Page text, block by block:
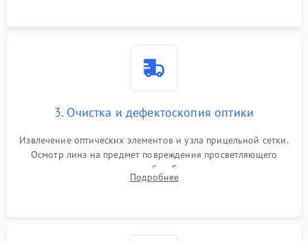
3. Очистка и дефектоскопия оптики
Извлечение оптических элементов и узла прицельной сетки.
Осмотр линз на предмет повреждения просветляющего
покрытия или появления грибка. Бережная очистка стекол
спецрастворами. Проверка целостности гравированной
Подробнее